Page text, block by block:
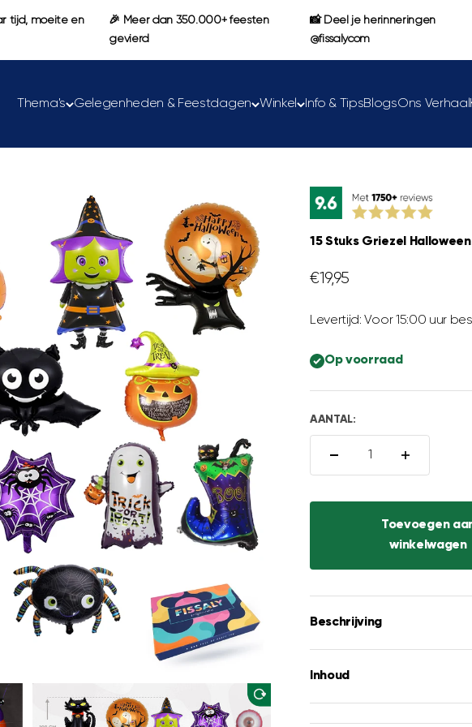
tijd, moeite en
🎉 Meer dan 350.000+ feesten
gevierd
📸 Deel je herinneringen
@fissalycom
Thema's Gelegenheden & Feestdagen Winkel Info & TipsBlogsOns Verhaal
15 Stuks Griezel
Aanbiedingsprijs
€19,95
Levertijd: Voor 15:00 uur
Op voorraad
AANTAL:
Toevoegen
winkelwagen
Beschrijving
Inhoud